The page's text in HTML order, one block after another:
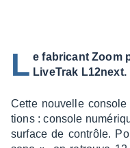
L e fabricant Zoom
LiveTrak L12next.
Cette nouvelle
tions : console
surface de contrôle.